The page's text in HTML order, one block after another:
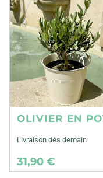
OLIVIER EN
Livraison dès demain
31,90 €